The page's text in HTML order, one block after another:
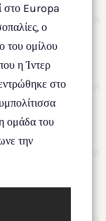
στο Europa
ο
του ομίλου
η Ίντερ
στο
ομάδα του
την